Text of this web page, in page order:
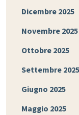
Dicembre 2025
Novembre 2025
Ottobre 2025
Settembre 2025
Giugno 2025
Maggio 2025